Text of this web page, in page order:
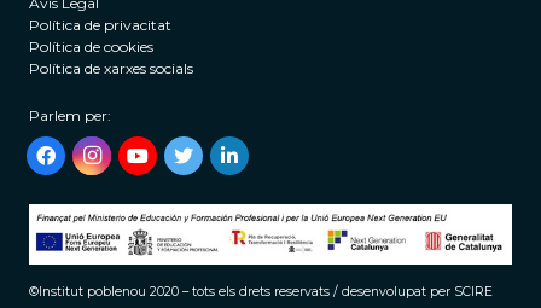
Política de privacitat
Política de cookies
Política de xarxes socials
©Institut poblenou 2020 – tots els drets reservats / desenvolupat per SCIRE